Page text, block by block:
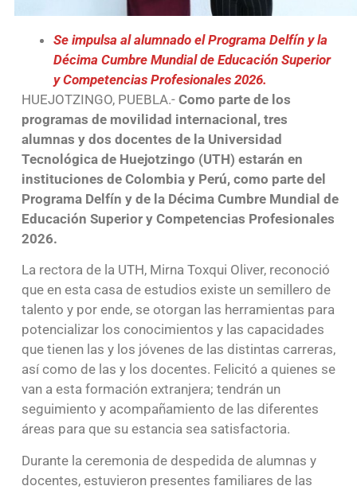
Se impulsa al alumnado el Programa Delfín y la
Décima Cumbre Mundial de Educación Superior
y Competencias Profesionales 2026.
HUEJOTZINGO, PUEBLA.- Como parte de los
programas de movilidad internacional, tres
alumnas y dos docentes de la Universidad
Tecnológica de Huejotzingo (UTH) estarán en
instituciones de Colombia y Perú, como parte del
Programa Delfín y de la Décima Cumbre Mundial de
Educación Superior y Competencias Profesionales
2026.
La rectora de la UTH, Mirna Toxqui Oliver, reconoció
que en esta casa de estudios existe un semillero de
talento y por ende, se otorgan las herramientas para
potencializar los conocimientos y las capacidades
que tienen las y los jóvenes de las distintas carreras,
así como de las y los docentes. Felicitó a quienes se
van a esta formación extranjera; tendrán un
seguimiento y acompañamiento de las diferentes
áreas para que su estancia sea satisfactoria.
Durante la ceremonia de despedida de alumnas y
docentes, estuvieron presentes familiares de las